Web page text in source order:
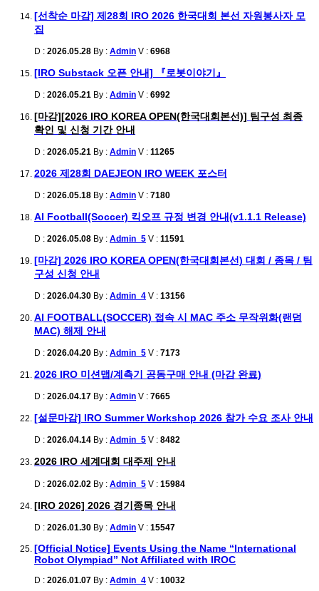
[선착순 마감] 제28회 IRO 2026 한국대회 본선 자원봉사자 모
집
D : 2026.05.28 By : Admin V : 6968
[IRO Substack 오픈 안내] 『로봇이야기』
D : 2026.05.21 By : Admin V : 6992
[마감][2026 IRO KOREA OPEN(한국대회본선)] 팀구성 최종
확인 및 신청 기간 안내
D : 2026.05.21 By : Admin V : 11265
2026 제28회 DAEJEON IRO WEEK 포스터
D : 2026.05.18 By : Admin V : 7180
AI Football(Soccer) 킥오프 규정 변경 안내(v1.1.1 Release)
D : 2026.05.08 By : Admin_5 V : 11591
[마감] 2026 IRO KOREA OPEN(한국대회본선) 대회 / 종목 / 팀
구성 신청 안내
D : 2026.04.30 By : Admin_4 V : 13156
AI FOOTBALL(SOCCER) 접속 시 MAC 주소 무작위화(랜덤
MAC) 해제 안내
D : 2026.04.20 By : Admin_5 V : 7173
2026 IRO 미션맵/계측기 공동구매 안내 (마감 완료)
D : 2026.04.17 By : Admin V : 7665
[설문마감] IRO Summer Workshop 2026 참가 수요 조사 안내
D : 2026.04.14 By : Admin_5 V : 8482
2026 IRO 세계대회 대주제 안내
D : 2026.02.02 By : Admin_5 V : 15984
[IRO 2026] 2026 경기종목 안내
D : 2026.01.30 By : Admin V : 15547
[Official Notice] Events Using the Name “International
Robot Olympiad” Not Affiliated with IROC
D : 2026.01.07 By : Admin_4 V : 10032